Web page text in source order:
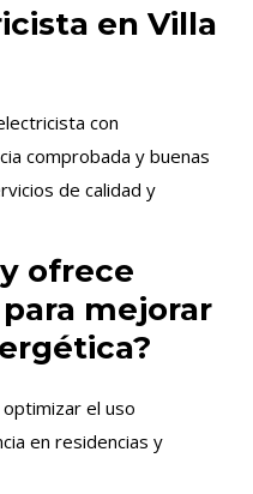
en Villa
con
comprobada y buenas
de calidad y
ofrece
mejorar
el uso
en residencias y